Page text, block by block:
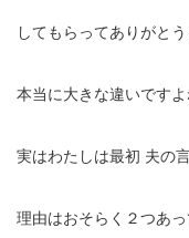
してもらってありがとう
本当に大きな違いですよ
実はわたしは最初 夫の
理由はおそらく２つあっ